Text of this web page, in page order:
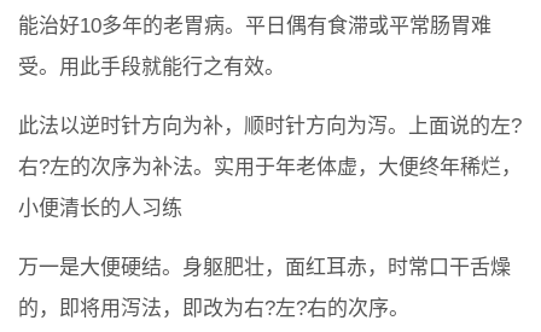
能治好10多年的老胃病。平日偶有食滞或平常肠胃难
受。用此手段就能行之有效。
此法以逆时针方向为补，顺时针方向为泻。上面说的左?
右?左的次序为补法。实用于年老体虚，大便终年稀烂，
小便清长的人习练
万一是大便硬结。身躯肥壮，面红耳赤，时常口干舌燥
的，即将用泻法，即改为右?左?右的次序。